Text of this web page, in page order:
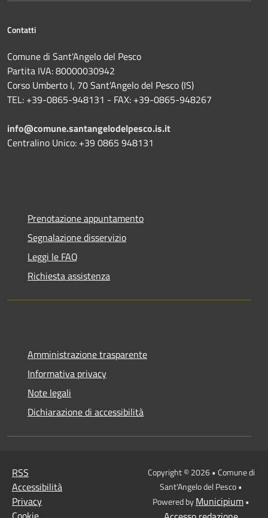
Contatti
Comune di Sant'Angelo del Pesco
Partita IVA: 80000030942
Corso Umberto I, 70 Sant'Angelo del Pesco (IS)
TEL: +39-0865-948131 - FAX: +39-0865-948267
info@comune.santangelodelpesco.is.it
Centralino Unico: +39 0865 948131
Prenotazione appuntamento
Segnalazione disservizio
Leggi le FAQ
Richiesta assistenza
Amministrazione trasparente
Informativa privacy
Note legali
Dichiarazione di accessibilità
RSS
Accessibilità
Privacy
Copyright © 2026 • Comune di
Sant'Angelo del Pesco •
Powered byMunicipium•